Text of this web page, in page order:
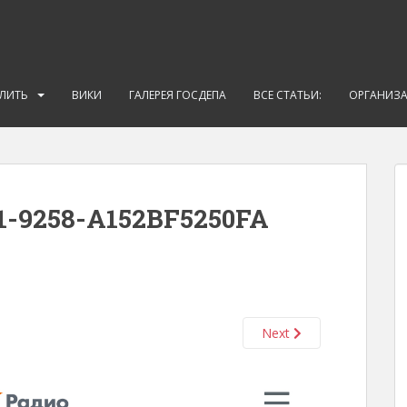
ВИКИ ГАЛЕРЕЯ ГОСДЕПА ВСЕ СТАТЬИ:
9258-A152BF5250FA
Next